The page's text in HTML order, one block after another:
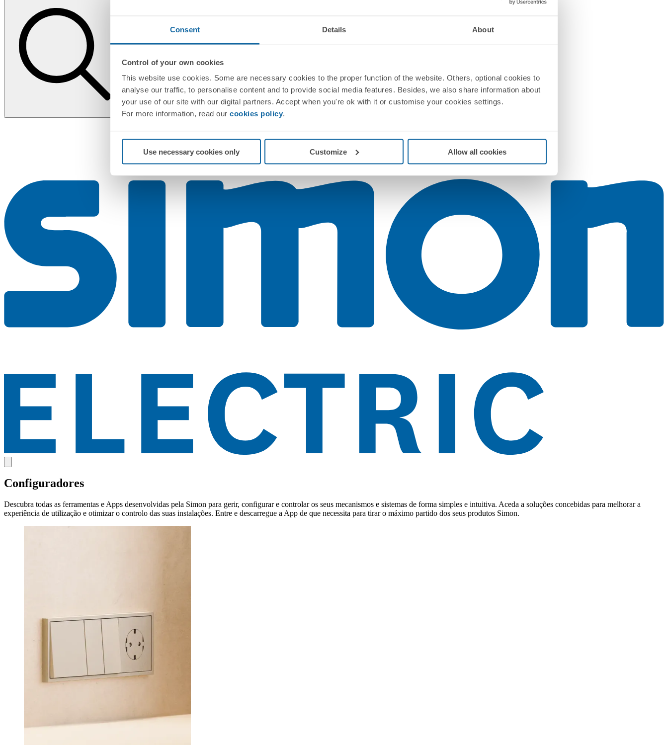
Consent Details About
Control of your own cookies
This website use cookies. Some are necessary cookies to the proper function of the website. Others, optional cookies to
analyse our traffic, to personalise content and to provide social media features. Besides, we also share information about
your use of our site with our digital partners. Accept when you're ok with it or customise your cookies settings.
For more information, read our cookies policy.
Use necessary cookies only Customize Allow all cookies
Configuradores
Descubra todas as ferramentas e Apps desenvolvidas pela Simon para gerir, configurar e controlar os seus mecanismos e sistemas de forma simples e intuitiva. Aceda a soluções concebidas para melhorar a
experiência de utilização e otimizar o controlo das suas instalações. Entre e descarregue a App de que necessita para tirar o máximo partido dos seus produtos Simon.